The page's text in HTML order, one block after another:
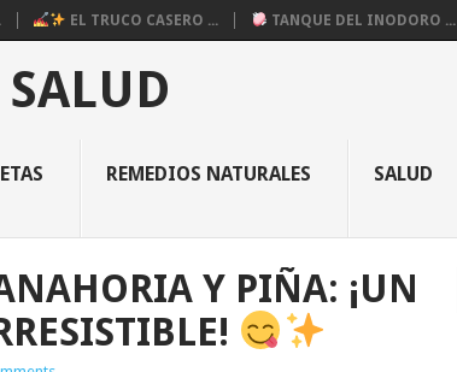
EL TRUCO CASERO ... TANQUE DEL INODORO ...
REMEDIOS NATURALES SALUD
Y PIÑA: ¡UN